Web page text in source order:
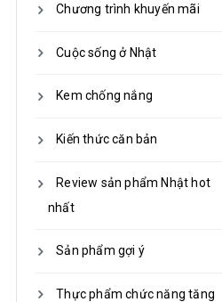
Chương trình khuyến mãi
Cuộc sống ở Nhật
Kem chống nắng
Kiến thức căn bản
Review sản phẩm Nhật hot
nhất
Sản phẩm gợi ý
Thực phẩm chức năng tăng